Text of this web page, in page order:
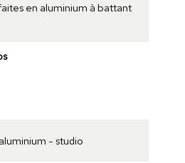
en aluminium à battant
- studio